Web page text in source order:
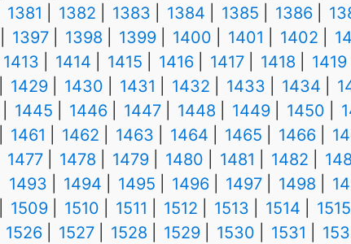
1381
1382 1383 1384 1385 1386
1397
1398 1399 1400 1401 1402
1413
1414 1415 1416 1417 1418 1419
1429
1430 1431 1432 1433 1434
1445
1446 1447 1448 1449 1450
1461
1462 1463 1464 1465 1466
1477
1478 1479 1480 1481 1482
1493
1494 1495 1496 1497 1498
1509
1510 1511 1512 1513 1514 1515
1526
1527 1528 1529 1530 1531